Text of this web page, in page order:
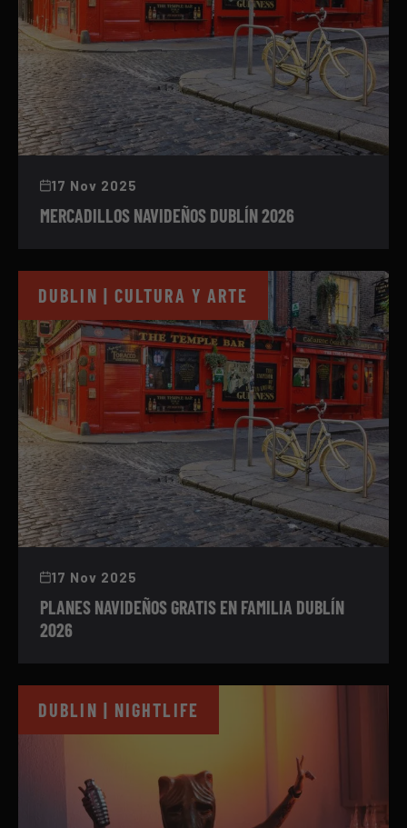
17 Nov 2025
MERCADILLOS NAVIDEÑOS DUBLÍN 2026
DUBLIN | CULTURA Y ARTE
17 Nov 2025
PLANES NAVIDEÑOS GRATIS EN FAMILIA DUBLÍN
2026
DUBLIN | NIGHTLIFE